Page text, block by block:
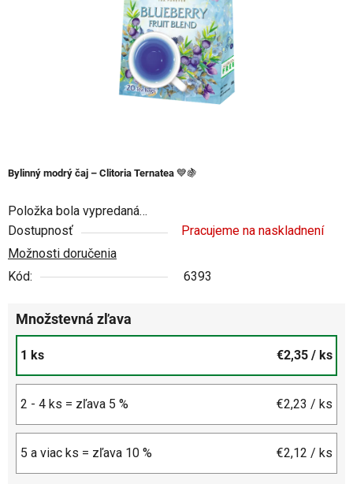
Bylinný modrý čaj – Clitoria Ternatea 💙🍇
Položka bola vypredaná…
Dostupnosť
Pracujeme na naskladnení
Možnosti doručenia
Kód:
6393
Množstevná zľava
1 ks €2,35 / ks
2 - 4 ks = zľava 5 % €2,23 / ks
5 a viac ks = zľava 10 % €2,12 / ks